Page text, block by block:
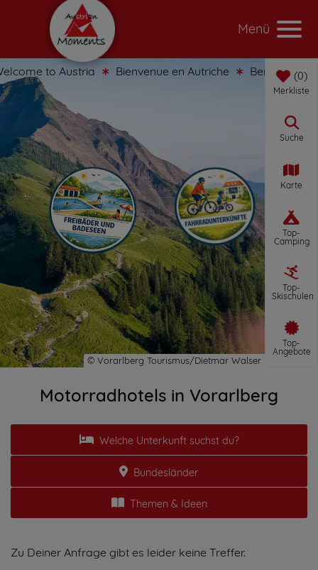
Menü
to Austria Bienvenue en Autriche Benvenuti in
0
Merkliste
Suche
Karte
Top-
Camping
Top-
Skischulen
Top-
Angebote
Motorradhotels in Vorarlberg
Welche Unterkunft suchst du?
Bundesländer
Themen & Ideen
Zu Deiner Anfrage gibt es leider keine Treffer.